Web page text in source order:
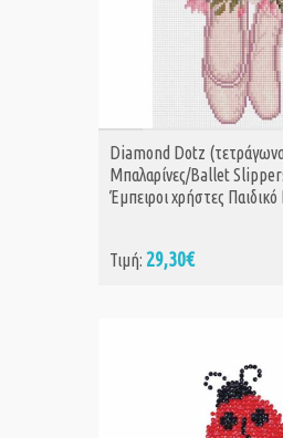
ΑΓΟΡΑ
Diamond Dotz
Μπαλαρίνες/Ballet
Έμπειροι χρήστες Παιδικό
Τιμή: 29,30€